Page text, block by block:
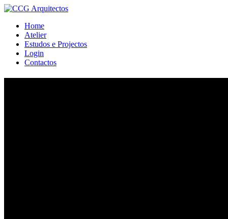
Home
Atelier
Estudos e Projectos
Login
Contactos